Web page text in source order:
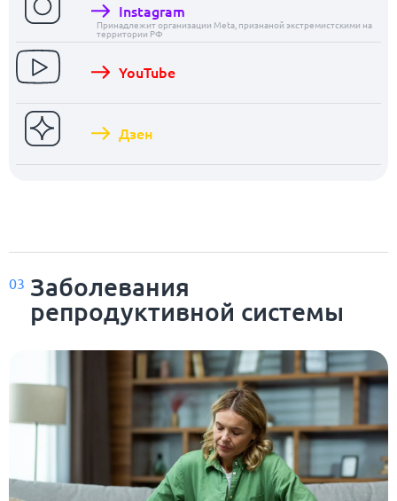
Instagram
Принадлежит организации Meta, признаной экстремистскими на
территории РФ
YouTube
Дзен
03 Заболевания
репродуктивной системы